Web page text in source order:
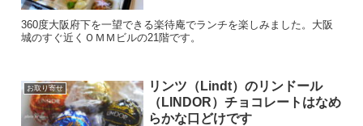
360度大阪府下を一望できる楽待庵でランチを楽しみました。大阪
城のすぐ近くＯＭＭビルの21階です。
お取り寄せ
リンツ（Lindt）のリンドール
（LINDOR）チョコレートはなめ
らかな口どけです